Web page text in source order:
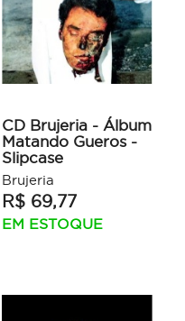
CD Brujeria - Álbum
Matando Gueros -
Slipcase
Brujeria
R$ 69,77
EM ESTOQUE